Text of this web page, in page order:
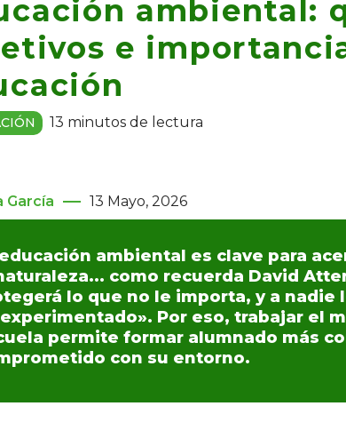
ambiental:
e
13 minutos de lectura
García 13 Mayo, 2026
ambiental es clave para
como recuerda David
lo que no le importa, y a nadie
Por eso, trabajar el
permite formar alumnado más
con su entorno.